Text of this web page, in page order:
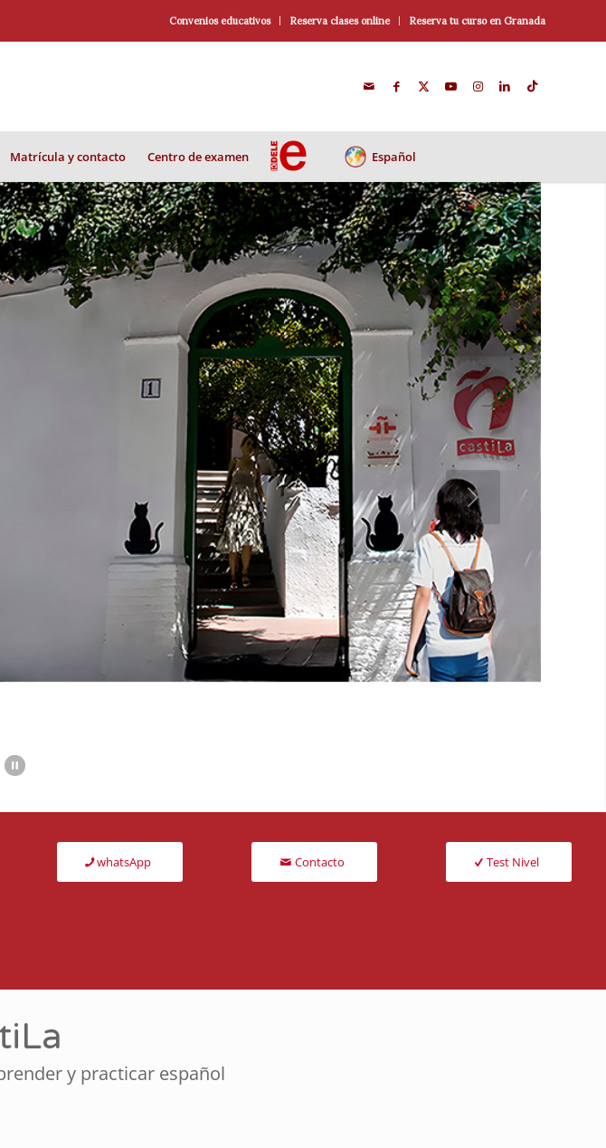
Convenios educativos Reserva clases online Reserva tu curso en Granada
Matrícula y contacto Centro de examen Español
whatsApp Contacto Test Nivel
y practicar español